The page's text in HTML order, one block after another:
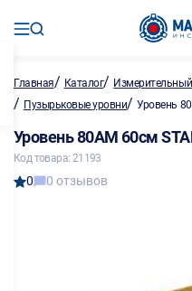
Главная/ Каталог/
/ Пузырьковые уровни/Уровень
Уровень 80АМ 60см
Код товара: 21193
0 0 отзывов